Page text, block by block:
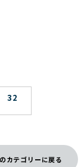
32
カテゴリーに戻る